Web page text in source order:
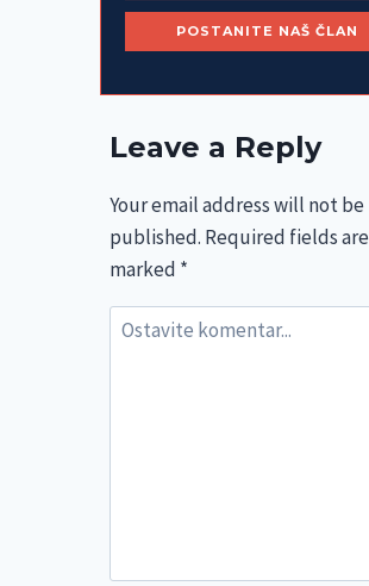
Leave a Reply
Your email address will not be
published. Required fields are
marked *